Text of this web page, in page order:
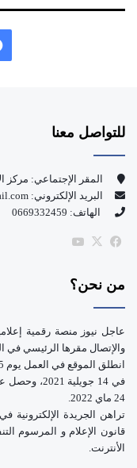
للتواصل معنا
المقر الإجتماعي: مركز
البريد الإلكتروني: contact.aajil@gmail.com
الهاتف: 0669332459
فيسبوك
‫X
من نحن؟
عاجل نيوز منصة رقمية
والإتصال مقرها الرئيسي في
في 14
24 ماي 2022.
تراهن الجريدة
قانون الإعلام و المرسوم
الأنترنت.